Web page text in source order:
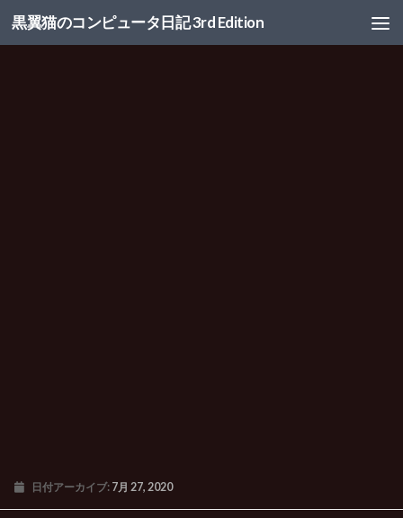
コンテンツへスキップ
黒翼猫のコンピュータ日記 3rd Edition
日付アーカイブ: 7月 27, 2020